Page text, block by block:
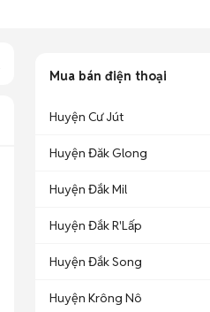
Mua bán điện thoại
Huyện Cư Jút
Huyện Đăk Glong
Huyện Đắk Mil
Huyện Đắk R'Lấp
Huyện Đắk Song
Huyện Krông Nô